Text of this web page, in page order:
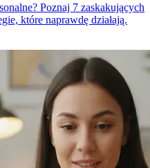
Poznaj 7 zaskakujących
które naprawdę działają.